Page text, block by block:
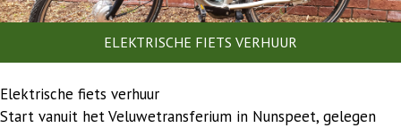
ELEKTRISCHE FIETS VERHUUR
Elektrische fiets verhuur
Start vanuit het Veluwetransferium in Nunspeet, gelegen